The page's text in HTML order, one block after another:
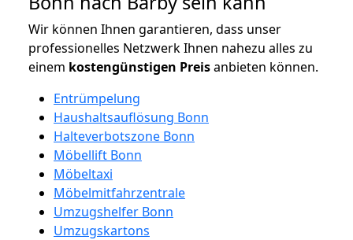
Wir können Ihnen garantieren, dass unser
professionelles Netzwerk Ihnen nahezu alles zu
einem kostengünstigen Preisanbieten können.
Entrümpelung
Haushaltsauflösung Bonn
Halteverbotszone Bonn
Möbellift Bonn
Möbeltaxi
Möbelmitfahrzentrale
Umzugshelfer Bonn
Umzugskartons